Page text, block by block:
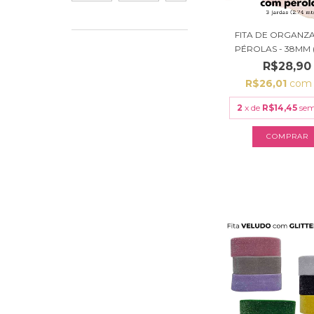
FITA DE
PÉROLAS - 38MM
R$28,90
R$26,01 com
2 x de R$14,45
COMPRAR